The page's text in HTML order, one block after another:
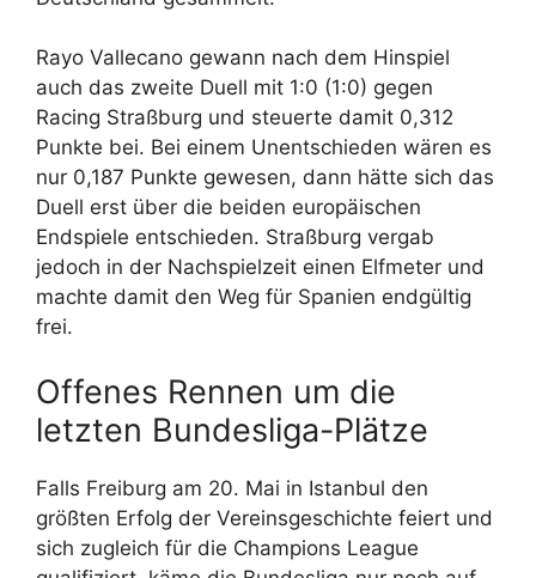
Rayo Vallecano gewann nach dem Hinspiel
auch das zweite Duell mit 1:0 (1:0) gegen
Racing Straßburg und steuerte damit 0,312
Punkte bei. Bei einem Unentschieden wären es
nur 0,187 Punkte gewesen, dann hätte sich das
Duell erst über die beiden europäischen
Endspiele entschieden. Straßburg vergab
jedoch in der Nachspielzeit einen Elfmeter und
machte damit den Weg für Spanien endgültig
frei.
Offenes Rennen um die
letzten Bundesliga-Plätze
Falls Freiburg am 20. Mai in Istanbul den
größten Erfolg der Vereinsgeschichte feiert und
sich zugleich für die Champions League